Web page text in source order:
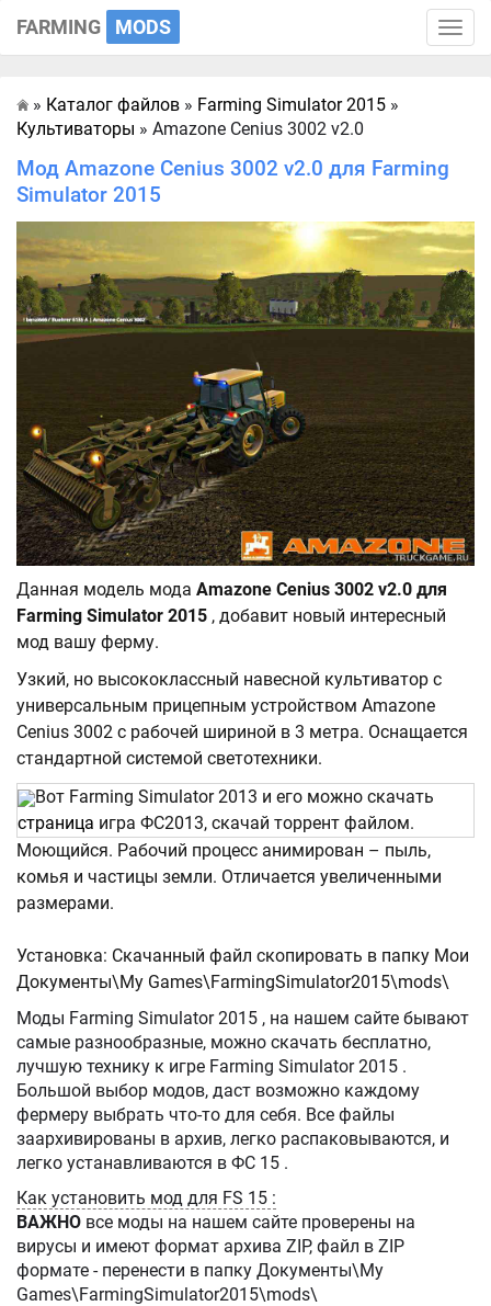
Toggle
FARMING MODS
Главная
» Каталог файлов » Farming Simulator 2015 »
Культиваторы » Amazone Cenius 3002 v2.0
Мод Amazone Cenius 3002 v2.0 для Farming
Simulator 2015
Данная модель мода Amazone Cenius 3002 v2.0 для
Farming Simulator 2015 , добавит новый интересный
мод вашу ферму.
Узкий, но высококлассный навесной культиватор с
универсальным прицепным устройством Amazone
Cenius 3002 с рабочей шириной в 3 метра. Оснащается
стандартной системой светотехники.
Вот Farming Simulator 2013 и его можно скачать
страница игра ФС2013, скачай торрент файлом.
Моющийся. Рабочий процесс анимирован – пыль,
комья и частицы земли. Отличается увеличенными
размерами.
Установка: Скачанный файл скопировать в папку Мои
Документы\My Games\FarmingSimulator2015\mods\
Моды Farming Simulator 2015 , на нашем сайте бывают
самые разнообразные, можно скачать бесплатно,
лучшую технику к игре Farming Simulator 2015 .
Большой выбор модов, даст возможно каждому
фермеру выбрать что-то для себя. Все файлы
заархивированы в архив, легко распаковываются, и
легко устанавливаются в ФС 15 .
Как установить мод для FS 15 :
ВАЖНО все моды на нашем сайте проверены на
вирусы и имеют формат архива ZIP, файл в ZIP
формате - перенести в папку Документы\My
Games\FarmingSimulator2015\mods\